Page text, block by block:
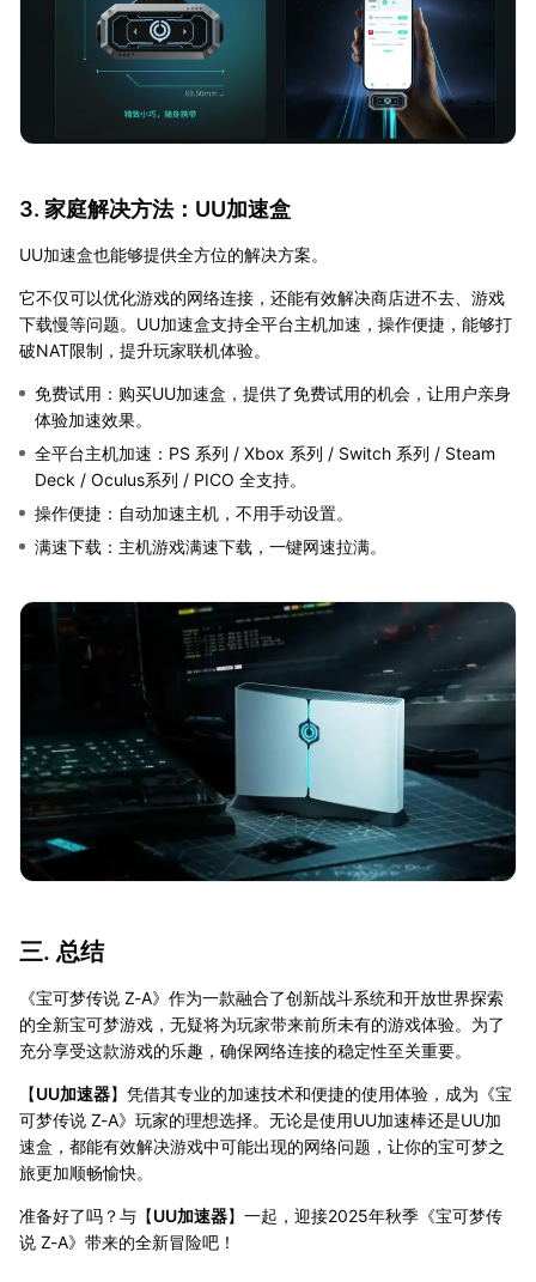
3. 家庭解决方法：UU加速盒
UU加速盒也能够提供全方位的解决方案。
它不仅可以优化游戏的网络连接，还能有效解决商店进不去、游戏
下载慢等问题。UU加速盒支持全平台主机加速，操作便捷，能够打
破NAT限制，提升玩家联机体验。
免费试用：购买UU加速盒，提供了免费试用的机会，让用户亲身
体验加速效果。
全平台主机加速：PS 系列 / Xbox 系列 / Switch 系列 / Steam
Deck / Oculus系列 / PICO 全支持。
操作便捷：自动加速主机，不用手动设置。
满速下载：主机游戏满速下载，一键网速拉满。
三. 总结
《宝可梦传说 Z-A》作为一款融合了创新战斗系统和开放世界探索
的全新宝可梦游戏，无疑将为玩家带来前所未有的游戏体验。为了
充分享受这款游戏的乐趣，确保网络连接的稳定性至关重要。
【UU加速器】凭借其专业的加速技术和便捷的使用体验，成为《宝
可梦传说 Z-A》玩家的理想选择。无论是使用UU加速棒还是UU加
速盒，都能有效解决游戏中可能出现的网络问题，让你的宝可梦之
旅更加顺畅愉快。
准备好了吗？与【UU加速器】一起，迎接2025年秋季《宝可梦传
说 Z-A》带来的全新冒险吧！